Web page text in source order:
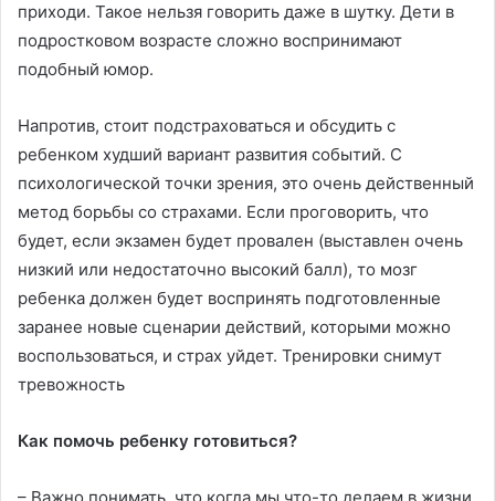
приходи. Такое нельзя говорить даже в шутку. Дети в
подростковом возрасте сложно воспринимают
подобный юмор.
Напротив, стоит подстраховаться и обсудить с
ребенком худший вариант развития событий. С
психологической точки зрения, это очень действенный
метод борьбы со страхами. Если проговорить, что
будет, если экзамен будет провален (выставлен очень
низкий или недостаточно высокий балл), то мозг
ребенка должен будет воспринять подготовленные
заранее новые сценарии действий, которыми можно
воспользоваться, и страх уйдет. Тренировки снимут
тревожность
Как помочь ребенку готовиться?